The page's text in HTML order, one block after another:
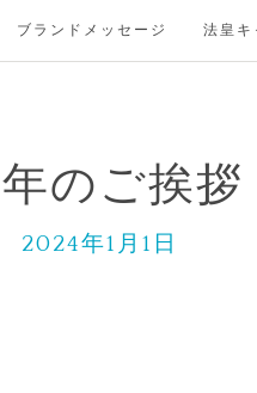
ブランドメッセージ 法皇キ
のご挨拶
2024年1月1日